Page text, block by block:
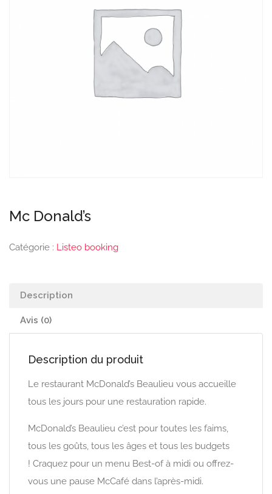
Mc Donald’s
Catégorie : Listeo booking
Description
Avis (0)
Description du produit
Le restaurant McDonald’s Beaulieu vous accueille
tous les jours pour une restauration rapide.
McDonald’s Beaulieu c’est pour toutes les faims,
tous les goûts, tous les âges et tous les budgets
! Craquez pour un menu Best-of à midi ou offrez-
vous une pause McCafé dans l’après-midi.